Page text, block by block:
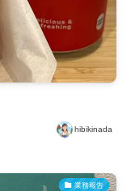
hibikinada
業務報告